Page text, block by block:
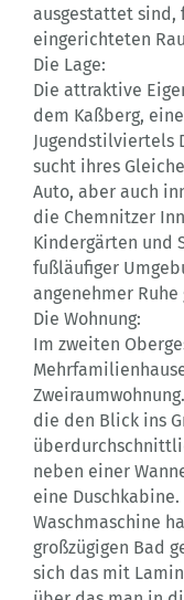
ausgestattet sind,
eingerichteten
Die Lage:
Die attraktive
dem Kaßberg,
Jugendstilviertels
sucht ihres
Auto, aber auch
die Chemnitzer
Kindergärten und
fußläufiger
angenehmer Ruhe
Die Wohnung:
Im zweiten
die den Blick ins
neben einer
eine
Waschmaschine
großzügigen Bad
sich das mit